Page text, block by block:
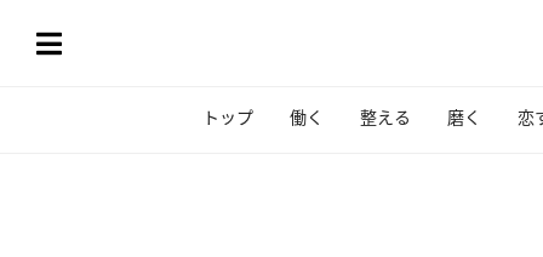
トップ 働く 整える 磨く 恋